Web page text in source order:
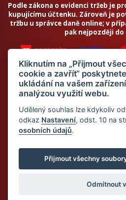
Podle zákona o evidenci tržeb je
kupujícímu účtenku. Zároveň je
tržbu u správce daně online; v
pak nejpozději do
Chci odebírat
© 2026 Dietalegre - bílkovinná
Kliknutím na „Přijmout
cookie a zavřít“
ukládání na vašem
analýzou využití webu.
Udělený souhlas lze kdykoliv
odkaz Nastavení, odst. 10 na
osobních údajů.
Přijmout všechny
Odmítnout